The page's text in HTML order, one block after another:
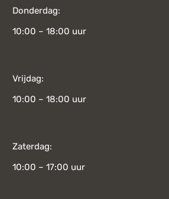
Donderdag:
10:00 – 18:00 uur
Vrijdag:
10:00 – 18:00 uur
Zaterdag:
10:00 – 17:00 uur